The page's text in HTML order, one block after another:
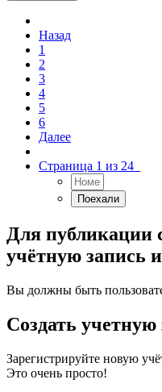
Назад
1
2
3
4
5
6
Далее
Страница 1 из 24
Для публикации
учётную запись
Вы должны быть
Создать учетную
Зарегистрируйте новую
Это очень просто!